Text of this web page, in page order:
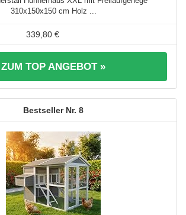
310x150x150 cm Holz ...
339,80 €
ZUM TOP ANGEBOT »
8